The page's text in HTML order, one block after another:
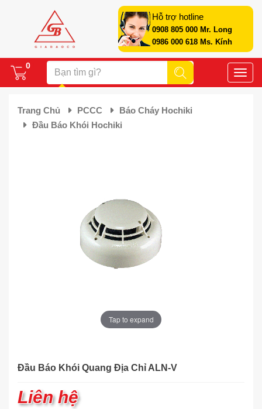
Hỗ trợ hotline
0908 805 000 Mr. Long
0986 000 618 Ms. Kính
Toggle
0
Trang Chủ PCCC
Báo Cháy Hochiki
Đầu Báo Khói Hochiki
Tap to expand
Đầu Báo Khói Quang Địa Chỉ ALN-V
Liên hệ